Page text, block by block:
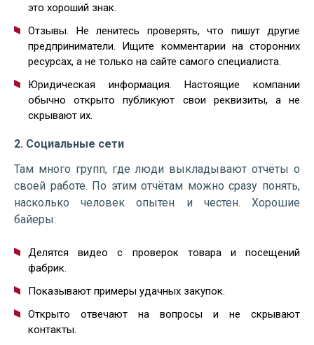
это хороший знак.
Отзывы. Не ленитесь проверять, что пишут другие
предприниматели. Ищите комментарии на сторонних
ресурсах, а не только на сайте самого специалиста.
Юридическая информация. Настоящие компании
обычно открыто публикуют свои реквизиты, а не
скрывают их.
2. Социальные сети
Там много групп, где люди выкладывают отчёты о
своей работе. По этим отчётам можно сразу понять,
насколько человек опытен и честен. Хорошие
байеры:
Делятся видео с проверок товара и посещений
фабрик.
Показывают примеры удачных закупок.
Открыто отвечают на вопросы и не скрывают
контакты.